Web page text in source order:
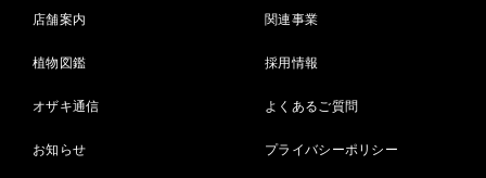
店舗案内
植物図鑑
オザキ通信
お知らせ
関連事業
採用情報
よくあるご質問
プライバシーポリシー